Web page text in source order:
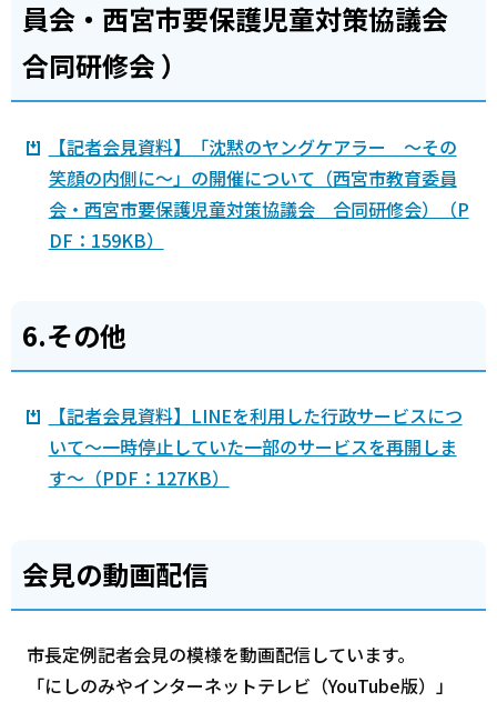
員会・西宮市要保護児童対策協議会
合同研修会 ）
【記者会見資料】「沈黙のヤングケアラー ～その
笑顔の内側に～」の開催について（西宮市教育委員
会・西宮市要保護児童対策協議会 合同研修会）（P
DF：159KB）
6.その他
【記者会見資料】LINEを利用した行政サービスにつ
いて～一時停止していた一部のサービスを再開しま
す～（PDF：127KB）
会見の動画配信
市長定例記者会見の模様を動画配信しています。
「にしのみやインターネットテレビ（YouTube版）」